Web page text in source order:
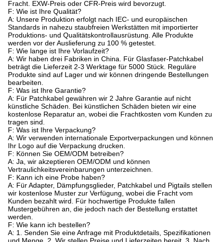
Fracht. EXW-Preis oder CFR-Preis wird bevorzugt.
F: Wie ist Ihre Qualität?
A: Unsere Produktion erfolgt nach IEC- und europäischen
Standards in nahezu staubfreien Werkstätten mit importierter
Produktions- und Qualitätskontrollausrüstung. Alle Produkte
werden vor der Auslieferung zu 100 % getestet.
F: Wie lange ist Ihre Vorlaufzeit?
A: Wir haben drei Fabriken in China. Für Glasfaser-Patchkabel
beträgt die Lieferzeit 2-3 Werktage für 5000 Stück. Reguläre
Produkte sind auf Lager und wir können dringende Bestellungen
bearbeiten.
F: Was ist Ihre Garantie?
A: Für Patchkabel gewähren wir 2 Jahre Garantie auf nicht
künstliche Schäden. Bei künstlichen Schäden bieten wir eine
kostenlose Reparatur an, wobei die Frachtkosten vom Kunden zu
tragen sind.
F: Was ist Ihre Verpackung?
A: Wir verwenden internationale Exportverpackungen und können
Ihr Logo auf die Verpackung drucken.
F: Können Sie OEM/ODM betreiben?
A: Ja, wir akzeptieren OEM/ODM und können
Vertraulichkeitsvereinbarungen unterzeichnen.
F: Kann ich eine Probe haben?
A: Für Adapter, Dämpfungsglieder, Patchkabel und Pigtails stellen
wir kostenlose Muster zur Verfügung, wobei die Fracht vom
Kunden bezahlt wird. Für hochwertige Produkte fallen
Mustergebühren an, die jedoch nach der Bestellung erstattet
werden.
F: Wie kann ich bestellen?
A: 1. Senden Sie eine Anfrage mit Produktdetails, Spezifikationen